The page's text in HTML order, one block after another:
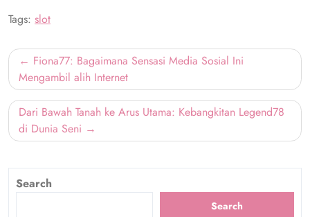
Tags: slot
Post
navigation
Fiona77: Bagaimana Sensasi Media Sosial Ini
Mengambil alih Internet
Dari Bawah Tanah ke Arus Utama: Kebangkitan Legend78
di Dunia Seni
Search
Search